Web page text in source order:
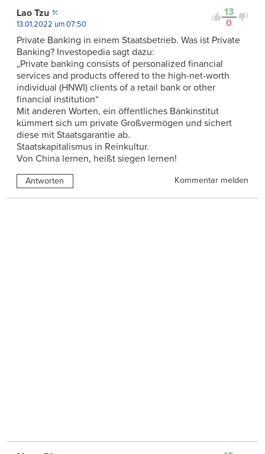
13
0
Lao Tzu
13.01.2022 um 07:50
Private Banking in einem Staatsbetrieb. Was ist Private
Banking? Investopedia sagt dazu:
„Private banking consists of personalized financial
services and products offered to the high-net-worth
individual (HNWI) clients of a retail bank or other
financial institution“
Mit anderen Worten, ein öffentliches Bankinstitut
kümmert sich um private Großvermögen und sichert
diese mit Staatsgarantie ab.
Staatskapitalismus in Reinkultur.
Von China lernen, heißt siegen lernen!
Antworten Kommentar melden